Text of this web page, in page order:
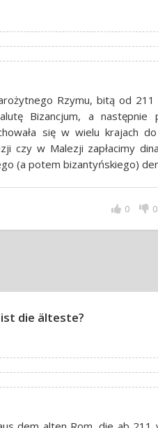
Rzymu, bitą od 211
Bizancjum, a następnie
się w wielu krajach
czy w Malezji zapłacimy
(a potem bizantyńskiego)
0
0
die älteste?